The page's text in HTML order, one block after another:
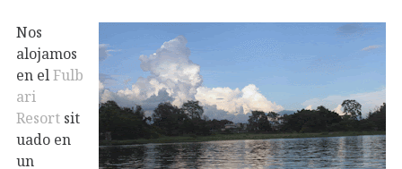
Nos
alojamos
en elFulb
ari
Resort sit
uado en
un